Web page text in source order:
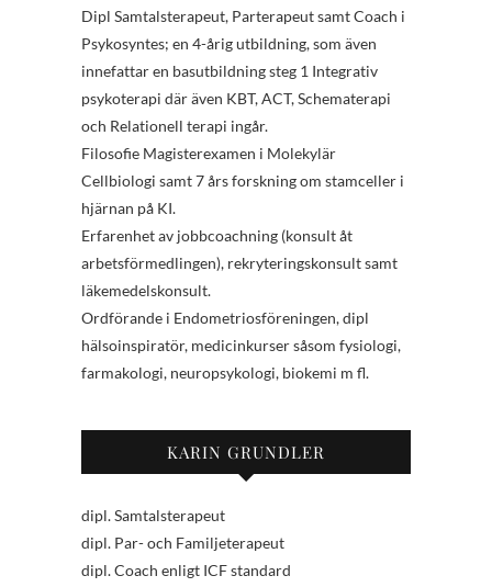
Dipl Samtalsterapeut, Parterapeut samt Coach i
Psykosyntes; en 4-årig utbildning, som även
innefattar en basutbildning steg 1 Integrativ
psykoterapi där även KBT, ACT, Schematerapi
och Relationell terapi ingår.
Filosofie Magisterexamen i Molekylär
Cellbiologi samt 7 års forskning om stamceller i
hjärnan på KI.
Erfarenhet av jobbcoachning (konsult åt
arbetsförmedlingen), rekryteringskonsult samt
läkemedelskonsult.
Ordförande i Endometriosföreningen, dipl
hälsoinspiratör, medicinkurser såsom fysiologi,
farmakologi, neuropsykologi, biokemi m fl.
KARIN GRUNDLER
dipl. Samtalsterapeut
dipl. Par- och Familjeterapeut
dipl. Coach enligt ICF standard